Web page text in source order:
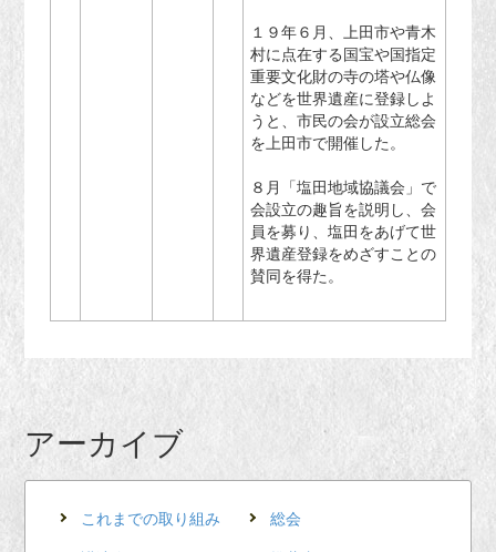
１９年６月、上田市や青木
村に点在する国宝や国指定
重要文化財の寺の塔や仏像
などを世界遺産に登録しよ
うと、市民の会が設立総会
を上田市で開催した。
８月「塩田地域協議会」で
会設立の趣旨を説明し、会
員を募り、塩田をあげて世
界遺産登録をめざすことの
賛同を得た。
アーカイブ
これまでの取り組み
総会